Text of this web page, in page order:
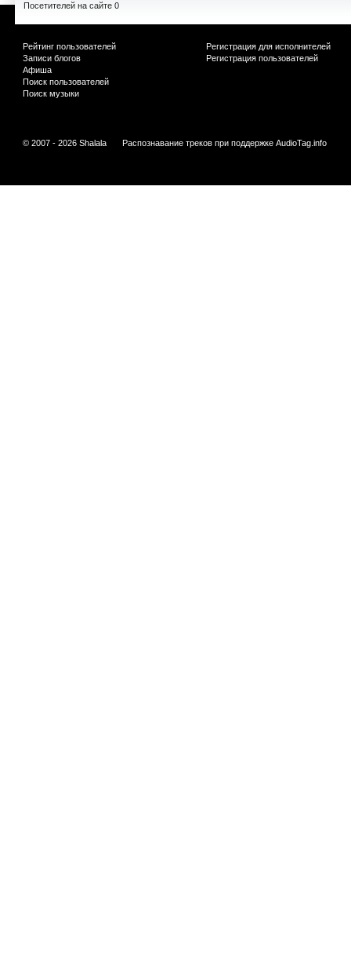
Посетителей на сайте 0
Рейтинг пользователей
Записи блогов
Афиша
Поиск пользователей
Поиск музыки
Регистрация для исполнителей
Регистрация пользователей
© 2007 - 2026 Shalala Распознавание треков при поддержке AudioTag.info